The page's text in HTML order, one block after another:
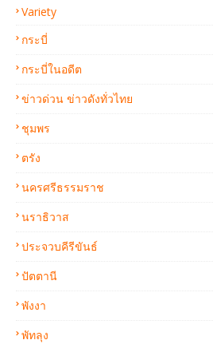
Variety
กระบี่
กระบี่ในอดีต
ข่าวด่วน ข่าวดังทั่วไทย
ชุมพร
ตรัง
นครศรีธรรมราช
นราธิวาส
ประจวบคีรีขันธ์
ปัตตานี
พังงา
พัทลุง